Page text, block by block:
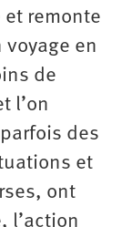
et remonte
voyage en
de
l’on
des
et
ont
l’action